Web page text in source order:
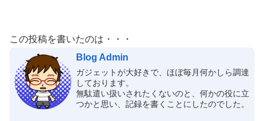
この投稿を書いたのは・・・
Blog Admin
ガジェットが大好きで、ほぼ毎月何かしら調達
しております。
無駄遣い扱いされたくないのと、何かの役に立
つかと思い、記録を書くことにしたのでした。